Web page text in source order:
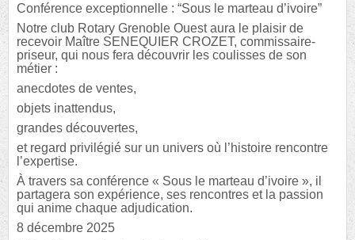
Conférence exceptionnelle : “Sous le marteau d’ivoire”
Notre club Rotary Grenoble Ouest aura le plaisir de
recevoir Maître SENEQUIER CROZET, commissaire-
priseur, qui nous fera découvrir les coulisses de son
métier :
anecdotes de ventes,
objets inattendus,
grandes découvertes,
et regard privilégié sur un univers où l’histoire rencontre
l’expertise.
À travers sa conférence « Sous le marteau d’ivoire », il
partagera son expérience, ses rencontres et la passion
qui anime chaque adjudication.
8 décembre 2025